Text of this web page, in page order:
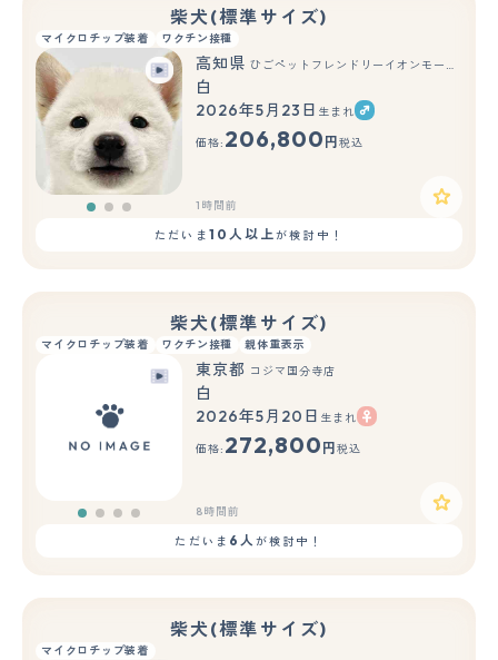
柴犬(標準サイズ)
マイクロチップ装着 ワクチン接種
もっと見る
高知県 ひごペットフレンドリーイオンモール高知店
白
2026年5月23日 生まれ
価格: 206,800 円 税込
1時間前
ただいま 10人以上が検討中！
柴犬(標準サイズ)
マイクロチップ装着 ワクチン接種 親体重表示
東京都 コジマ国分寺店
白
2026年5月20日 生まれ
価格: 272,800 円 税込
8時間前
ただいま 6人が検討中！
柴犬(標準サイズ)
マイクロチップ装着